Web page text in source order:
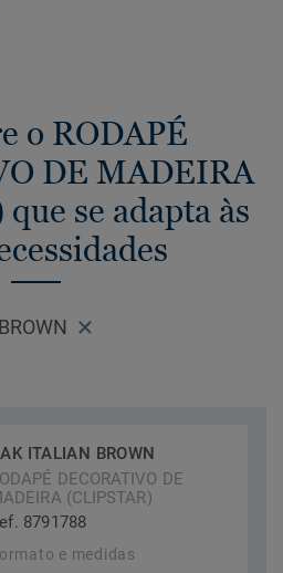
o RODAPÉ
DE MADEIRA
se adapta às
ITALIAN BROWN
DECORATIVO DE
(CLIPSTAR)
8791788
e medidas